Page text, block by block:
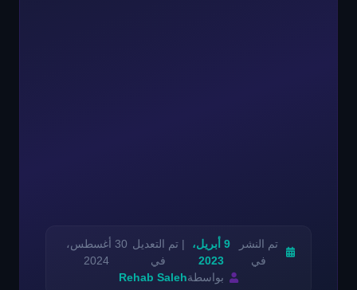
تم النشر
في
9 أبريل،
2023
| تم التعديل
في
30 أغسطس،
2024
بواسطةRehab Saleh